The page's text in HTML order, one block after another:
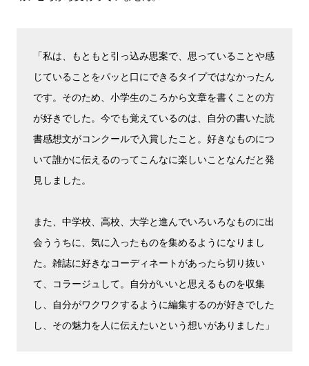
「私は、もともと引っ込み思案で、思っていることや感
じていることをパッと口にできるタイプではなかったん
です。そのため、小学生のころから文章を書くことの方
が好きでした。今でも覚えているのは、自分の書いた読
書感想文がコンクールで入賞したこと。好きなものにつ
いて誰かに伝えるのってこんなに楽しいことなんだと発
見しました。
また、中学校、高校、大学と進んでいろいろなものに出
会ううちに、気に入ったものを集めるようになりまし
た。雑誌に好きなコーディネートがあったら切り抜い
て、コラージュして。自分がいいと思えるものを収集
し、自分がワクワクするように編集するのが好きでした
し、その魅力を人に伝えたいという想いがありました」